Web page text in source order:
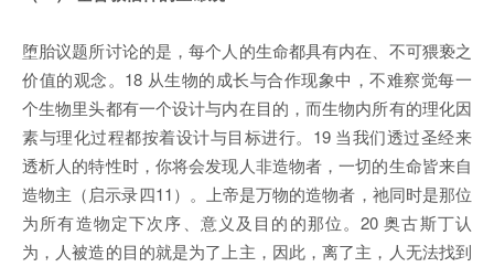
堕胎议题所讨论的是，每个人的生命都具有内在、不可猥亵之
价值的观念。18 从生物的成长与合作现象中，不难察觉每一
个生物里头都有一个设计与内在目的，而生物内所有的理化因
素与理化过程都按着设计与目标进行。19 当我们透过圣经来
透析人的特性时，你将会发现人非造物者，一切的生命皆来自
造物主（启示录四11）。上帝是万物的造物者，祂同时是那位
为所有造物定下次序、意义及目的的那位。20 奥古斯丁认
为，人被造的目的就是为了上主，因此，离了主，人无法找到